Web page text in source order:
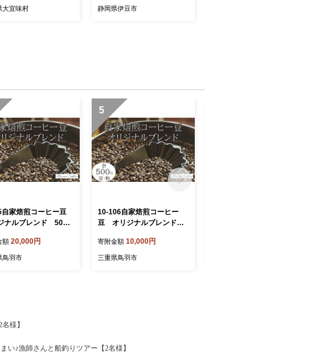
大宜味村
】070-002
静岡県伊豆市
自家焙煎コーヒー豆
ナルブレンド 500g
額 20,000円
鳥羽市
5
10-106自家焙煎コーヒー
豆 オリジナルブレンド 5
寄附金額 10,000円
三重県鳥羽市
様】
い♪漁師さんと船釣りツアー【2名様】